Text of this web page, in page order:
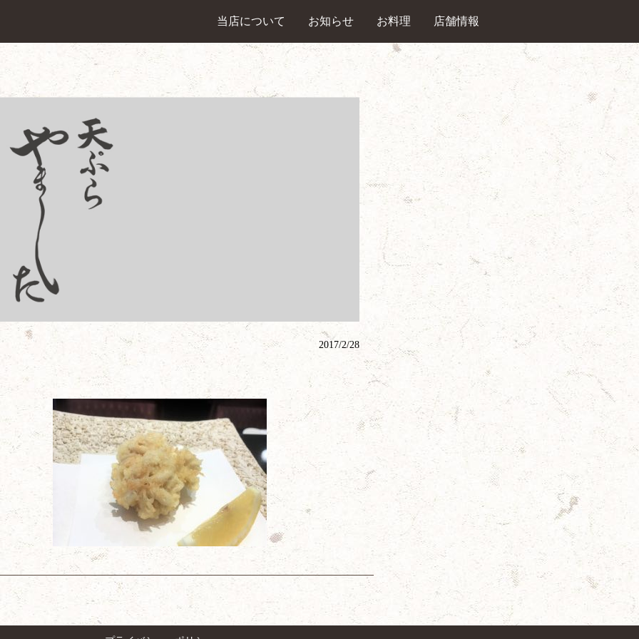
当店について お知らせ お料理 店舗情報
2017/2/28